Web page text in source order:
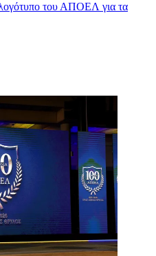
του ΑΠΟΕΛ για τα